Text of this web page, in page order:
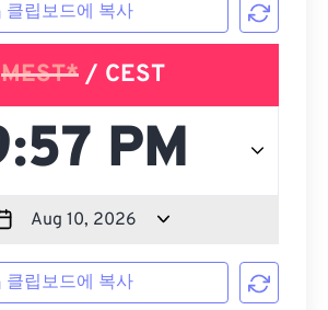
클립보드에 복사
MEST* / CEST
클립보드에 복사